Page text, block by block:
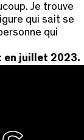
Je trouve
qui sait se
qui
en juillet 2023.